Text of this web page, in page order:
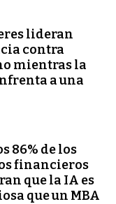
lideran
contra
mientras la
a una
86% de los
financieros
que la IA es
que un MBA